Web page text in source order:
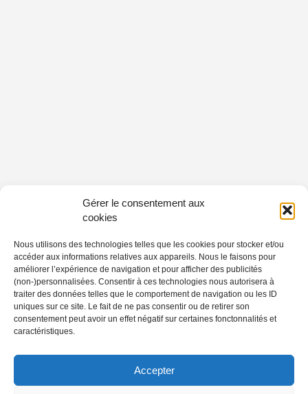
Gérer le consentement aux
cookies
Nous utilisons des technologies telles que les cookies pour stocker et/ou
accéder aux informations relatives aux appareils. Nous le faisons pour
améliorer l’expérience de navigation et pour afficher des publicités
(non-)personnalisées. Consentir à ces technologies nous autorisera à
traiter des données telles que le comportement de navigation ou les ID
uniques sur ce site. Le fait de ne pas consentir ou de retirer son
consentement peut avoir un effet négatif sur certaines fonctonnalités et
caractéristiques.
Accepter